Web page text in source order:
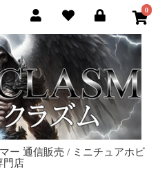
0
ー 通信販売 / ミニチュアホビ
門店